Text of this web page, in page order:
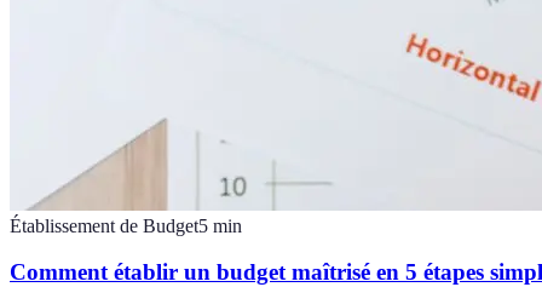
Établissement de Budget5 min
Comment établir un budget maîtrisé en 5 étapes